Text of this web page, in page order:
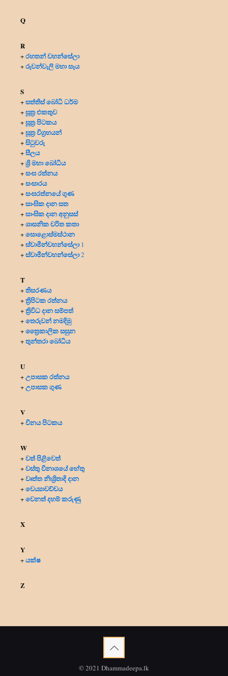
Q
R
+රහතන් වහන්සේලා
+රුවන්වැලි මහා සෑය
S
+සත්තිස් බෝධි ධර්ම
+සූත්‍ර එකතුව
+සූත්‍ර පිටකය
+සූත්‍ර විග්‍රහයන්
+සිටුවරු
+සීලය
+ශ්‍රි මහා බෝධිය
+සංඝ රත්නය
+සංසාරය
+සංඝරත්නයේ ගුණ
+සාංඝික දාන සත
+සාංඝික දාන අනුසස්
+ශාසනික චරිත කතා
+සොළොස්මස්ථාන
+ස්වාමීන්වහන්සේලා1
+ස්වාමීන්වහන්සේලා2
T
+තිසරණය
+ත්‍රිපිටක රත්නය
+ත්‍රිවිධ දාන සම්පත්
+තෙරුවන් නමදිමු
+ත්‍රෛකාලික සසුන
+තුන්තරා බෝධිය
U
+උපාසක රත්නය
+උපාසක ගුණ
V
+විනය පිටකය
W
+වත් පිළිවෙත්
+වස්තු විනාශයේ හේතු
+වෘත්ත නිඃශ්‍රිතාදි දාන
+වෙය්‍යාවච්චය
+වෙනත් දහම් කරුණු
X
Y
+යක්ෂ
Z
© 2021 Dhammadeepa.lk